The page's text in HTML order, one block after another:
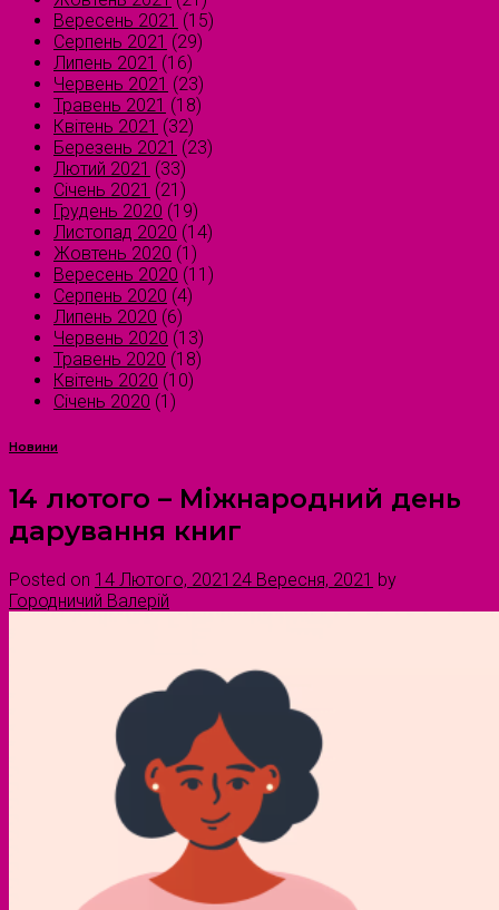
Вересень 2021 (15)
Серпень 2021 (29)
Липень 2021 (16)
Червень 2021 (23)
Травень 2021 (18)
Квітень 2021 (32)
Березень 2021 (23)
Лютий 2021 (33)
Січень 2021 (21)
Грудень 2020 (19)
Листопад 2020 (14)
Жовтень 2020 (1)
Вересень 2020 (11)
Серпень 2020 (4)
Липень 2020 (6)
Червень 2020 (13)
Травень 2020 (18)
Квітень 2020 (10)
Січень 2020 (1)
Новини
14 лютого – Міжнародний день
дарування книг
Posted on 14 Лютого, 2021 24 Вересня, 2021 by
Городничий Валерій